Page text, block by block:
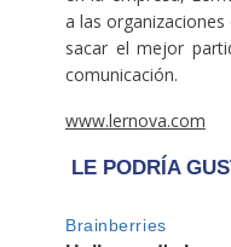
a las
sacar el mejor
comunicación.
www.lernova.com